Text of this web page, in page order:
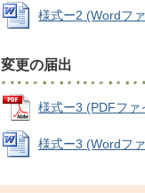
様式ー2 (Wordフ
変更の届出
様式ー3 (PDFファ
様式ー3 (Wordフ